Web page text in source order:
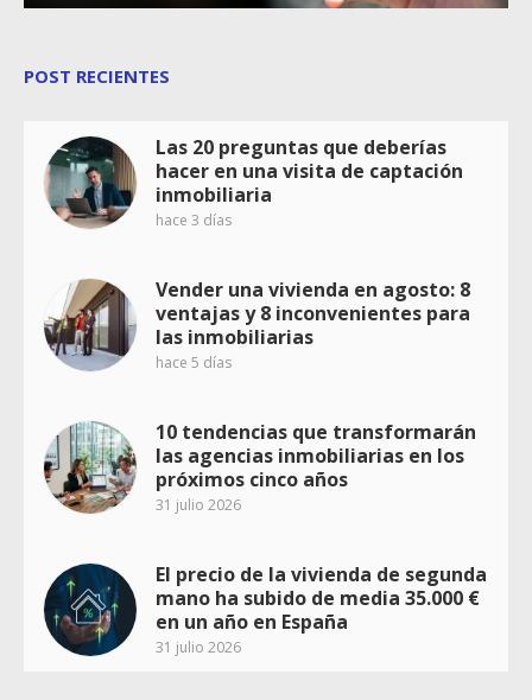
POST RECIENTES
Las 20 preguntas que deberías
hacer en una visita de captación
inmobiliaria
hace 3 días
Vender una vivienda en agosto: 8
ventajas y 8 inconvenientes para
las inmobiliarias
hace 5 días
10 tendencias que transformarán
las agencias inmobiliarias en los
próximos cinco años
31 julio 2026
El precio de la vivienda de segunda
mano ha subido de media 35.000 €
en un año en España
31 julio 2026